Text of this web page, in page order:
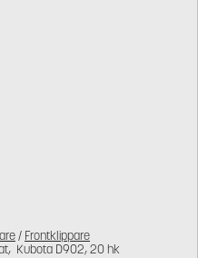
/ Frontklippare
Kubota D902, 20 hk